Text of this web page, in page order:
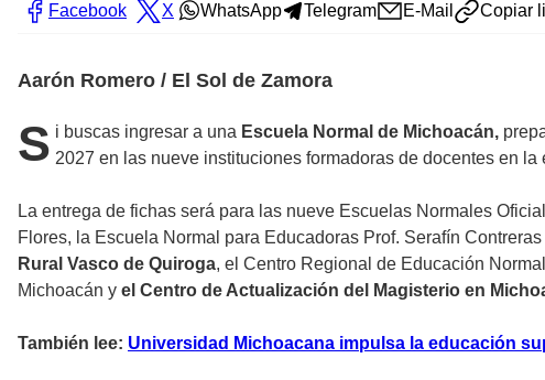
Facebook X WhatsApp Telegram E-Mail Copiar
Aarón Romero / El Sol de Zamora
S i buscas ingresar a una Escuela Normal de Michoacán,
2027 en las nueve instituciones formadoras de docentes en
La entrega de fichas será para las nueve Escuelas Normales
Flores, la Escuela Normal para Educadoras Prof. Serafín Contreras
Rural Vasco de Quiroga, el Centro Regional de Educación
Michoacán y el Centro de Actualización del Magisterio en
También lee: Universidad Michoacana impulsa la educación